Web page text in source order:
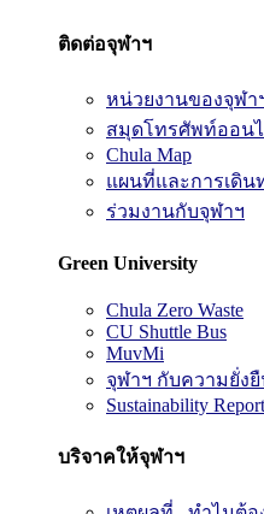
ติดต่อจุฬาฯ
หน่วยงานของจุฬา
สมุดโทรศัพท์ออน
Chula Map
แผนที่และการเดิน
ร่วมงานกับจุฬาฯ
Green University
Chula Zero Waste
CU Shuttle Bus
MuvMi
จุฬาฯ กับความยั่ง
Sustainability Report
บริจาคให้จุฬาฯ